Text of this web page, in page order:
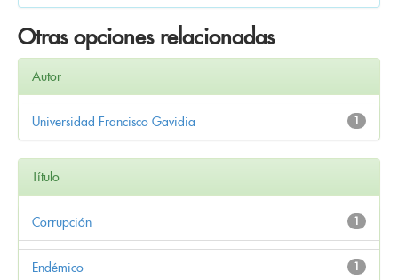
Otras opciones relacionadas
Autor
1
Universidad Francisco Gavidia
Título
1
Corrupción
1
Endémico